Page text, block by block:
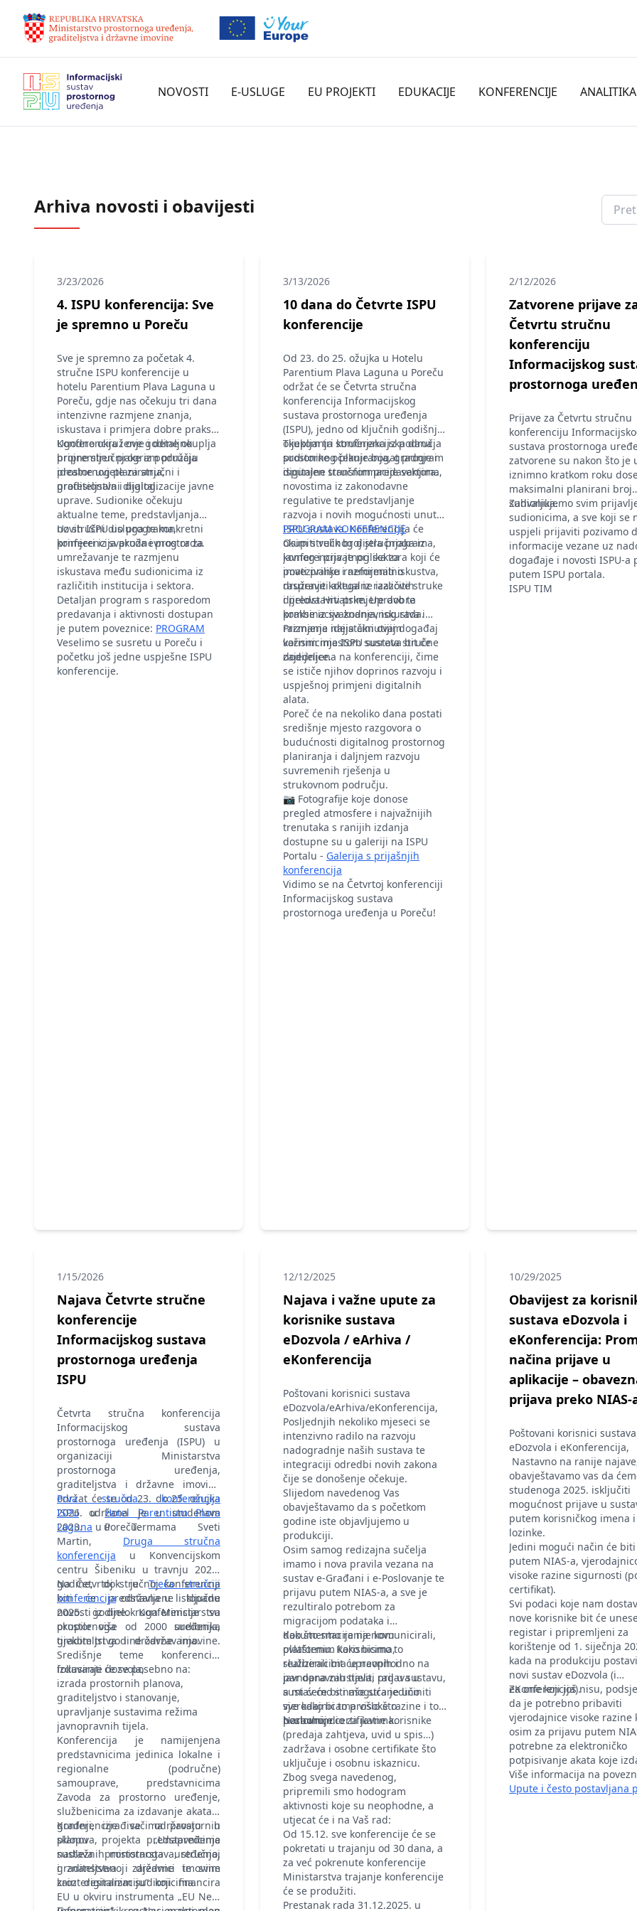
NOVOSTI E-USLUGE EU PROJEKTI EDUKACIJE KONFERENCIJE ANALITIKA
Arhiva novosti i obavijesti
3/23/2026
4. ISPU konferencija: Sve
je spremno u Poreču
Sve je spremno za početak 4.
stručne ISPU konferencije u
hotelu Parentium Plava Laguna u
Poreču, gdje nas očekuju tri dana
intenzivne razmjene znanja,
iskustava i primjera dobre prakse.
Ugodno okruženje i detaljno
pripremljen program pružaju
idealne uvjete za stručni i
profesionalni dijalog.
Konferencija i ove godine okuplja
brojne stručnjake iz područja
prostornog planiranja,
graditeljstva i digitalizacije javne
uprave. Sudionike očekuju
aktualne teme, predstavljanja
novih ISPU usluga te konkretni
primjeri iz svakodnevnog rada.
Uz stručni dio programa,
konferencija pruža i prostor za
umrežavanje te razmjenu
iskustava među sudionicima iz
različitih institucija i sektora.
Detaljan program s rasporedom
predavanja i aktivnosti dostupan
je putem poveznice: PROGRAM
Veselimo se susretu u Poreču i
početku još jedne uspješne ISPU
konferencije.
3/13/2026
10 dana do Četvrte ISPU
konferencije
Od 23. do 25. ožujka u Hotelu
Parentium Plava Laguna u Poreču
održat će se Četvrta stručna
konferencija Informacijskog
sustava prostornoga uređenja
(ISPU), jedno od ključnih godišnjih
okupljanja stručnjaka iz područja
prostornog planiranja, gradnje i
digitalne transformacije sektora.
Tijekom tri konferencijska dana
sudionike očekuje bogat program
ispunjen stručnim predavanjima,
novostima iz zakonodavne
regulative te predstavljanje
razvoja i novih mogućnosti unutar
ISPU sustava. Konferencija će
okupiti velik broj stručnjaka iz
javnog i privatnog sektora koji će
imati priliku razmijeniti iskustva,
raspraviti aktualne izazove struke
i predstaviti primjere dobre
prakse iz svakodnevnog rada.
PROGRAM KONFERENCIJE
Osim stručnog dijela programa,
konferencija je prilika za
povezivanje i neformalno
druženje kolega iz različitih
dijelova Hrvatske. Upravo ta
kombinacija znanja, iskustva i
razmjene ideja čini ovaj događaj
važnim mjestom susreta stručne
zajednice.
Priznanja najistaknutijim
korisnicima ISPU sustava bit će
dodijeljena na konferenciji, čime
se ističe njihov doprinos razvoju i
uspješnoj primjeni digitalnih
alata.
Poreč će na nekoliko dana postati
središnje mjesto razgovora o
budućnosti digitalnog prostornog
planiranja i daljnjem razvoju
suvremenih rješenja u
strukovnom području.
📷 Fotografije koje donose
pregled atmosfere i najvažnijih
trenutaka s ranijih izdanja
dostupne su u galeriji na ISPU
Portalu - Galerija s prijašnjih
konferencija
Vidimo se na Četvrtoj konferenciji
Informacijskog sustava
prostornoga uređenja u Poreču!
2/12/2026
Zatvorene prijave
Četvrtu stručnu
konferenciju
Informacijskog
prostornoga
Prijave za Četvrtu stručnu
konferenciju
sustava prostornoga
zatvorene su nakon što je
iznimno kratkom roku
maksimalni planirani broj
sudionika.
Zahvaljujemo svim
sudionicima, a sve koji se
uspjeli prijaviti pozivamo
informacije vezane uz
događaje i novosti ISPU-a
putem ISPU portala.
ISPU TIM
1/15/2026
Najava Četvrte stručne
konferencije
Informacijskog sustava
prostornoga uređenja
ISPU
Četvrta stručna konferencija
Informacijskog sustava
prostornoga uređenja (ISPU) u
organizaciji Ministarstva
prostornoga uređenja,
graditeljstva i državne imovine
održat će se od 23. do 25. ožujka
2026. uHotel Parentium Plava
Laguna u Poreču.
Prva stručna konferencija
ISPUodržana je u studenom
2023. u Termama Sveti
Martin, Druga stručna
konferencija u Konvencijskom
centru Šibeniku u travnju 2024.
godine, dok jeTreća stručna
konferencijaodržana u listopadu
2025. godine. Konferencije su
okupile više od 2000 sudionika
tijekom tri godine održavanja.
Na Četvrtoj stručnoj konferenciji
biti će predstavljene ključne
novosti iz djelokruga Ministarstva
prostornoga uređenja,
graditeljstva i državne imovine.
Središnje teme konferencije
fokusirati će se posebno na:
izdavanje dozvola,
izrada prostornih planova,
graditeljstvo i stanovanje,
upravljanje sustavima režima
javnopravnih tijela.
Konferencija je namijenjena
predstavnicima jedinica lokalne i
regionalne (područne)
samouprave, predstavnicima
Zavoda za prostorno uređenje,
službenicima za izdavanje akata o
gradnji, izrađivačima prostornih
planova, predstavnicima
nadležnih ministarstava, stručnoj
i znanstvenoj zajednici te svim
zainteresiranim sudionicima.
Konferencije se održavaju u
sklopu projekta „Unapređenje
sustava prostornoga uređenja,
graditeljstva i državne imovine
kroz digitalizaciju“ koji financira
EU u okviru instrumenta „EU Next
12/12/2025
Najava i važne upute za
korisnike sustava
eDozvola / eArhiva /
eKonferencija
Poštovani korisnici sustava
eDozvola/eArhiva/eKonferencija,
Posljednjih nekoliko mjeseci se
intenzivno radilo na razvoju
nadogradnje naših sustava te
integraciji odredbi novih zakona
čije se donošenje očekuje.
Slijedom navedenog Vas
obavještavamo da s početkom
godine iste objavljujemo u
produkciji.
Osim samog redizajna sučelja
imamo i nova pravila vezana na
sustav e-Građani i e-Poslovanje te
prijavu putem NIAS-a, a sve je
rezultiralo potrebom za
migracijom podataka i
dokumentacije na novu
platformu. Kako bismo to
realizirali bit će neophodno na
par dana zaustaviti rad u sustavu,
a mi ćemo s naše strane učiniti
sve kako bi to prošlo što
bezbolnije.
Kao što smo ranije komunicirali,
ovlaštenim korisnicima,
službenicima upravnih i
javnopravnih tijela, prijava u
sustav će biti moguća jedino
vjerodajnicama visoke razine i to
poslovnim certifikatima.
Naravno, dio za javne korisnike
(predaja zahtjeva, uvid u spis…)
zadržava i osobne certifikate što
uključuje i osobnu iskaznicu.
Zbog svega navedenog,
pripremili smo hodogram
aktivnosti koje su neophodne, a
utjecat će i na Vaš rad:
Od 15.12. sve konferencije će se
pokretati u trajanju od 30 dana, a
za već pokrenute konferencije
Ministarstva trajanje konferencije
će se produžiti.
Prestanak rada 31.12.2025. u
10/29/2025
Obavijest za
sustava eDozvola i
eKonferencija:
načina prijave u
aplikacije –
prijava preko NIAS-
Poštovani korisnici sustava
eDozvola i eKonferencija,
Nastavno na ranije
obavještavamo vas da
studenoga 2025. isključiti
mogućnost prijave u
putem korisničkog imena i
lozinke.
Jedini mogući način će
putem NIAS-a,
visoke razine sigurnosti
certifikat).
Svi podaci koje nam
nove korisnike bit će
registar i pripremljeni za
korištenje od 1. siječnja
kada na produkciju
novi sustav eDozvola (i
eKonferencija).
Za one koji još nisu,
da je potrebno pribaviti
vjerodajnice visoke razine
osim za prijavu putem
potrebne za elektroničko
potpisivanje akata koje
Više informacija na
Upute i često postavljana